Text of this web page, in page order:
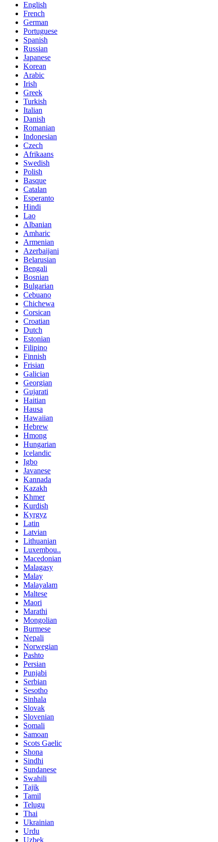
English
French
German
Portuguese
Spanish
Russian
Japanese
Korean
Arabic
Irish
Greek
Turkish
Italian
Danish
Romanian
Indonesian
Czech
Afrikaans
Swedish
Polish
Basque
Catalan
Esperanto
Hindi
Lao
Albanian
Amharic
Armenian
Azerbaijani
Belarusian
Bengali
Bosnian
Bulgarian
Cebuano
Chichewa
Corsican
Croatian
Dutch
Estonian
Filipino
Finnish
Frisian
Galician
Georgian
Gujarati
Haitian
Hausa
Hawaiian
Hebrew
Hmong
Hungarian
Icelandic
Igbo
Javanese
Kannada
Kazakh
Khmer
Kurdish
Kyrgyz
Latin
Latvian
Lithuanian
Luxembou..
Macedonian
Malagasy
Malay
Malayalam
Maltese
Maori
Marathi
Mongolian
Burmese
Nepali
Norwegian
Pashto
Persian
Punjabi
Serbian
Sesotho
Sinhala
Slovak
Slovenian
Somali
Samoan
Scots Gaelic
Shona
Sindhi
Sundanese
Swahili
Tajik
Tamil
Telugu
Thai
Ukrainian
Urdu
Uzbek